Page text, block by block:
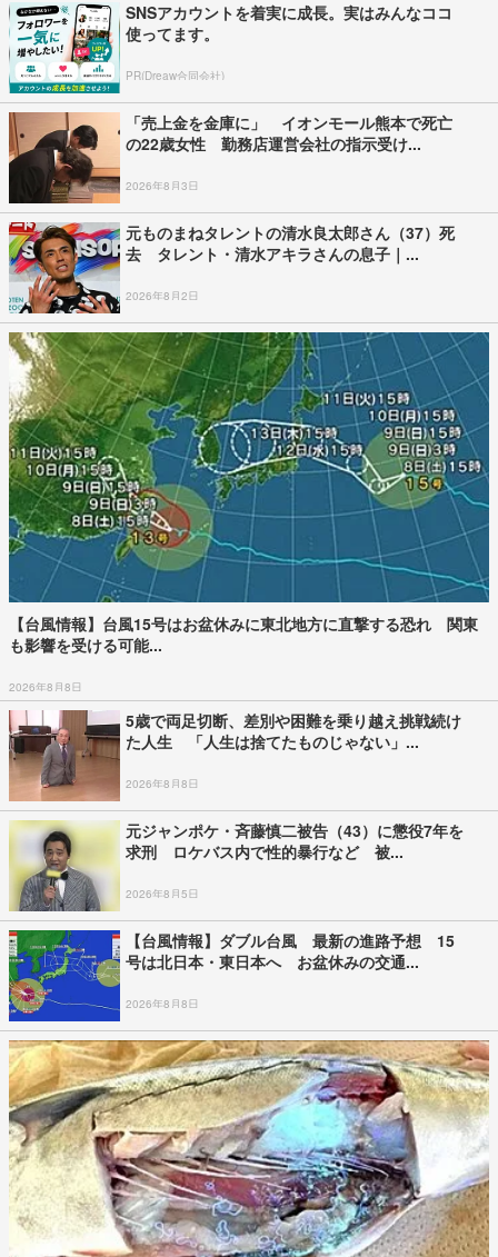
SNSアカウントを着実に成長。実はみんなココ
使ってます。
PR(Dreaw合同会社)
「売上金を金庫に」 イオンモール熊本で死亡
の22歳女性 勤務店運営会社の指示受け...
2026年8月3日
元ものまねタレントの清水良太郎さん（37）死
去 タレント・清水アキラさんの息子｜...
2026年8月2日
【台風情報】台風15号はお盆休みに東北地方に直撃する恐れ 関東
も影響を受ける可能...
2026年8月8日
5歳で両足切断、差別や困難を乗り越え挑戦続け
た人生 「人生は捨てたものじゃない」...
2026年8月8日
元ジャンポケ・斉藤慎二被告（43）に懲役7年を
求刑 ロケバス内で性的暴行など 被...
2026年8月5日
【台風情報】ダブル台風 最新の進路予想 15
号は北日本・東日本へ お盆休みの交通...
2026年8月8日